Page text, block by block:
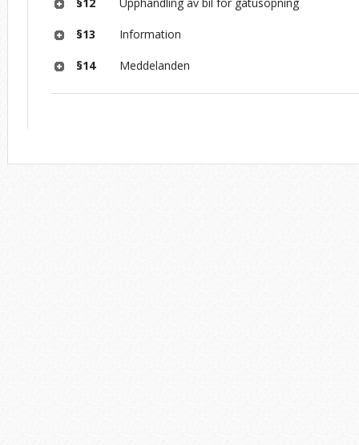
§13 Information
§14 Meddelanden